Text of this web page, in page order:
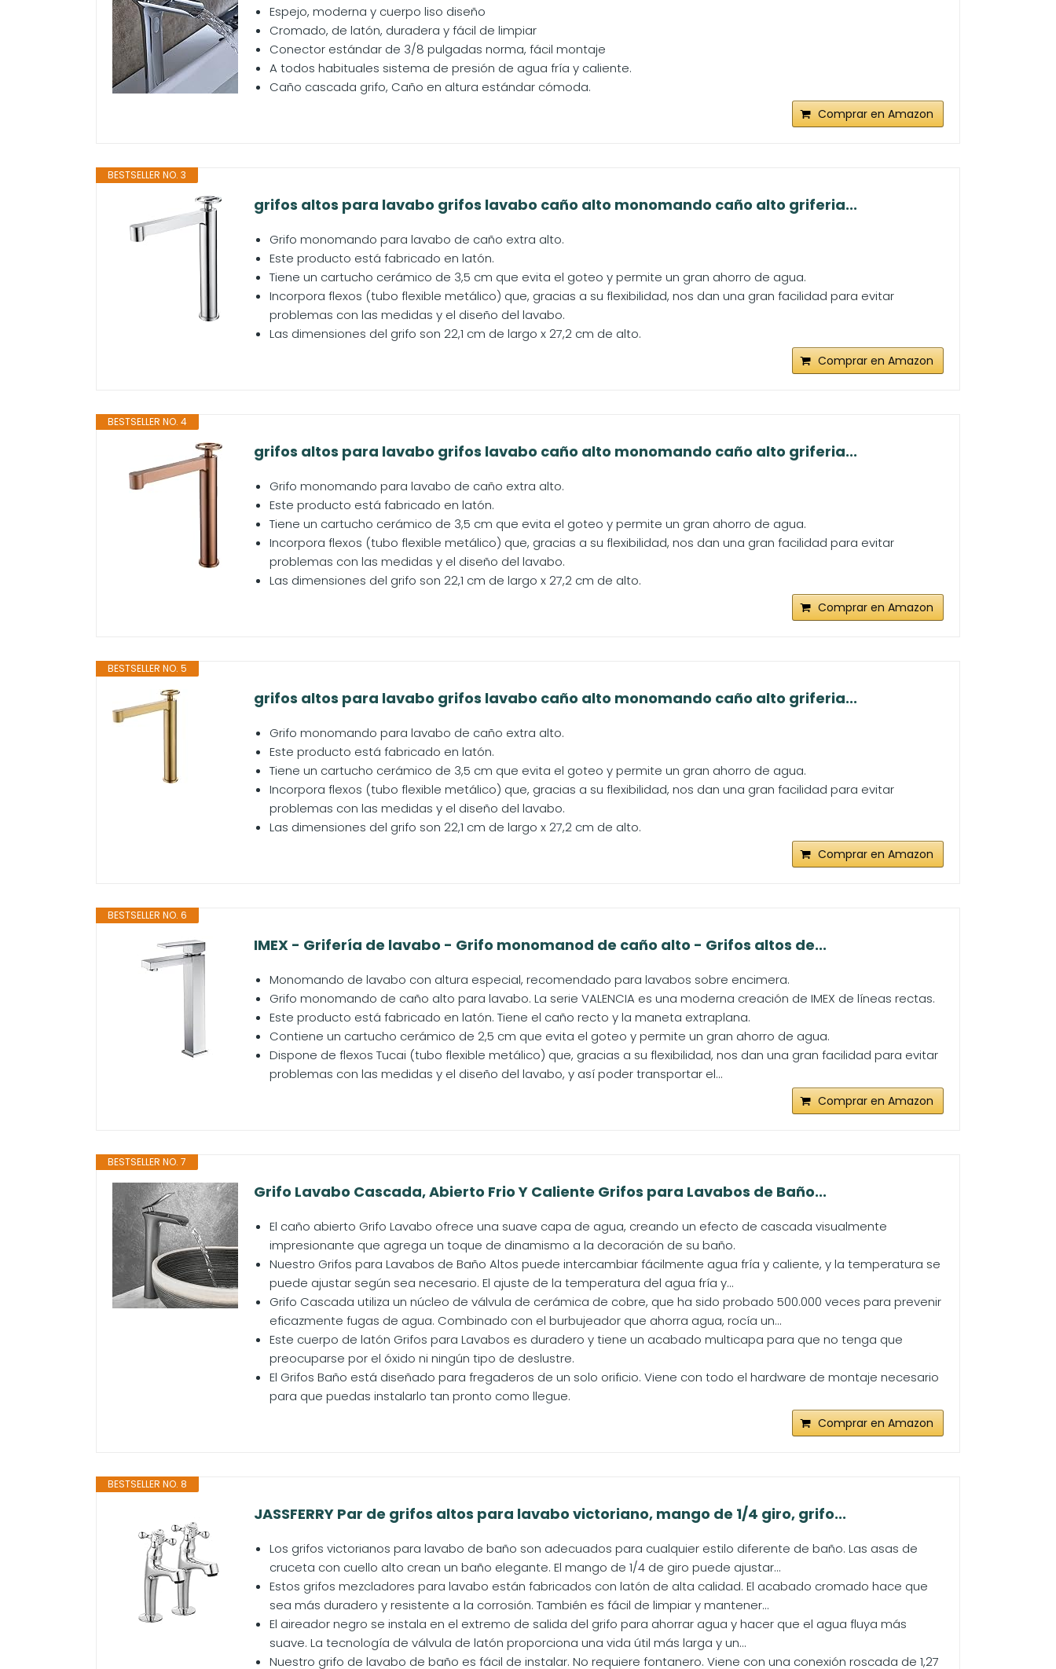
Espejo, moderna y cuerpo liso diseño
Cromado, de latón, duradera y fácil de limpiar
Conector estándar de 3/8 pulgadas norma, fácil montaje
A todos habituales sistema de presión de agua fría y caliente.
Caño cascada grifo, Caño en altura estándar cómoda.
Comprar en Amazon
BESTSELLER NO. 3
grifos altos para lavabo grifos lavabo caño alto monomando caño alto griferia...
Grifo monomando para lavabo de caño extra alto.
Este producto está fabricado en latón.
Tiene un cartucho cerámico de 3,5 cm que evita el goteo y permite un gran ahorro de agua.
Incorpora flexos (tubo flexible metálico) que, gracias a su flexibilidad, nos dan una gran facilidad para evitar
problemas con las medidas y el diseño del lavabo.
Las dimensiones del grifo son 22,1 cm de largo x 27,2 cm de alto.
Comprar en Amazon
BESTSELLER NO. 4
grifos altos para lavabo grifos lavabo caño alto monomando caño alto griferia...
Grifo monomando para lavabo de caño extra alto.
Este producto está fabricado en latón.
Tiene un cartucho cerámico de 3,5 cm que evita el goteo y permite un gran ahorro de agua.
Incorpora flexos (tubo flexible metálico) que, gracias a su flexibilidad, nos dan una gran facilidad para evitar
problemas con las medidas y el diseño del lavabo.
Las dimensiones del grifo son 22,1 cm de largo x 27,2 cm de alto.
Comprar en Amazon
BESTSELLER NO. 5
grifos altos para lavabo grifos lavabo caño alto monomando caño alto griferia...
Grifo monomando para lavabo de caño extra alto.
Este producto está fabricado en latón.
Tiene un cartucho cerámico de 3,5 cm que evita el goteo y permite un gran ahorro de agua.
Incorpora flexos (tubo flexible metálico) que, gracias a su flexibilidad, nos dan una gran facilidad para evitar
problemas con las medidas y el diseño del lavabo.
Las dimensiones del grifo son 22,1 cm de largo x 27,2 cm de alto.
Comprar en Amazon
BESTSELLER NO. 6
IMEX - Grifería de lavabo - Grifo monomanod de caño alto - Grifos altos de...
Monomando de lavabo con altura especial, recomendado para lavabos sobre encimera.
Grifo monomando de caño alto para lavabo. La serie VALENCIA es una moderna creación de IMEX de líneas rectas.
Este producto está fabricado en latón. Tiene el caño recto y la maneta extraplana.
Contiene un cartucho cerámico de 2,5 cm que evita el goteo y permite un gran ahorro de agua.
Dispone de flexos Tucai (tubo flexible metálico) que, gracias a su flexibilidad, nos dan una gran facilidad para evitar
problemas con las medidas y el diseño del lavabo, y así poder transportar el...
Comprar en Amazon
BESTSELLER NO. 7
Grifo Lavabo Cascada, Abierto Frio Y Caliente Grifos para Lavabos de Baño...
El caño abierto Grifo Lavabo ofrece una suave capa de agua, creando un efecto de cascada visualmente
impresionante que agrega un toque de dinamismo a la decoración de su baño.
Nuestro Grifos para Lavabos de Baño Altos puede intercambiar fácilmente agua fría y caliente, y la temperatura se
puede ajustar según sea necesario. El ajuste de la temperatura del agua fría y...
Grifo Cascada utiliza un núcleo de válvula de cerámica de cobre, que ha sido probado 500.000 veces para prevenir
eficazmente fugas de agua. Combinado con el burbujeador que ahorra agua, rocía un...
Este cuerpo de latón Grifos para Lavabos es duradero y tiene un acabado multicapa para que no tenga que
preocuparse por el óxido ni ningún tipo de deslustre.
El Grifos Baño está diseñado para fregaderos de un solo orificio. Viene con todo el hardware de montaje necesario
para que puedas instalarlo tan pronto como llegue.
Comprar en Amazon
BESTSELLER NO. 8
JASSFERRY Par de grifos altos para lavabo victoriano, mango de 1/4 giro, grifo...
Los grifos victorianos para lavabo de baño son adecuados para cualquier estilo diferente de baño. Las asas de
cruceta con cuello alto crean un baño elegante. El mango de 1/4 de giro puede ajustar...
Estos grifos mezcladores para lavabo están fabricados con latón de alta calidad. El acabado cromado hace que
sea más duradero y resistente a la corrosión. También es fácil de limpiar y mantener...
El aireador negro se instala en el extremo de salida del grifo para ahorrar agua y hacer que el agua fluya más
suave. La tecnología de válvula de latón proporciona una vida útil más larga y un...
Nuestro grifo de lavabo de baño es fácil de instalar. No requiere fontanero. Viene con una conexión roscada de 1,27